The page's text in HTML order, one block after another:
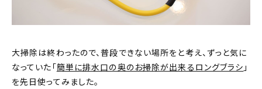
大掃除は終わったので、普段できない場所をと考え、ずっと気に
なっていた「簡単に排水口の奥のお掃除が出来るロングブラシ 」
を先日使ってみました。